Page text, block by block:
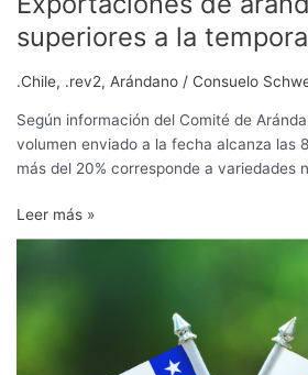
superiores a la
.Chile, .rev2, Arándano / Consuelo
Según información del Comité de
volumen enviado a la fecha alcanza las
más del 20% corresponde a variedades
Leer más »